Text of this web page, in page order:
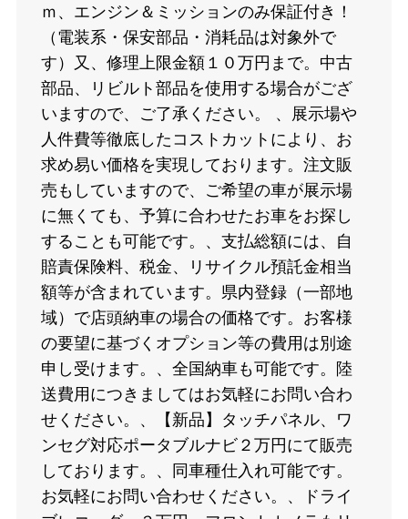
ｍ、エンジン＆ミッションのみ保証付き！
（電装系・保安部品・消耗品は対象外で
す）又、修理上限金額１０万円まで。中古
部品、リビルト部品を使用する場合がござ
いますので、ご了承ください。 、展示場や
人件費等徹底したコストカットにより、お
求め易い価格を実現しております。注文販
売もしていますので、ご希望の車が展示場
に無くても、予算に合わせたお車をお探し
することも可能です。、支払総額には、自
賠責保険料、税金、リサイクル預託金相当
額等が含まれています。県内登録（一部地
域）で店頭納車の場合の価格です。お客様
の要望に基づくオプション等の費用は別途
申し受けます。、全国納車も可能です。陸
送費用につきましてはお気軽にお問い合わ
せください。、【新品】タッチパネル、ワ
ンセグ対応ポータブルナビ２万円にて販売
しております。、同車種仕入れ可能です。
お気軽にお問い合わせください。、ドライ